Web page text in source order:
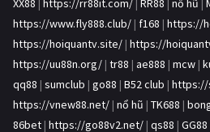
XX88 | https://rr88it.com/ | RR88 | nổ hũ |
https://www.fly888.club/ | f168 | https://
https://hoiquantv.site/ | https://
https://uu88n.org/ | tr88 | ae888 | mcw |
qq88 | sumclub | go88 | B52 club | https://
https://vnew88.net/ | nổ hũ | TK688 |
86bet | https://go88v2.net/ | qs88 | GG88